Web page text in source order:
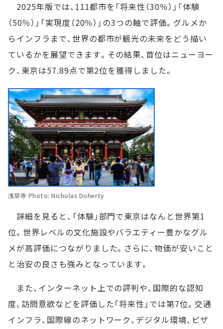
2025年版では、111都市を「将来性（30％）」「体験
（50％）」「実現度（20％）」の3つの軸で評価。グルメか
らインフラまで、世界の都市が観光の未来をどう描い
ているかを展望できます。その結果、首位はニューヨー
ク、東京は57.89点で第2位を獲得しました。
浅草寺 Photo: Nicholas Doherty
詳細を見ると、「体験」部門で東京はなんと世界第1
位。世界レベルの文化施設やバラエティー豊かなグル
メが高評価につながりました。さらに、物価が安いこと
と治安の良さも強みとなっています。
また、インターネット上での評判や、国際的な認知
度、訪問意欲などを評価した「将来性」では第7位。交通
インフラ、国際線のネットワーク、デジタル環境、ビザ